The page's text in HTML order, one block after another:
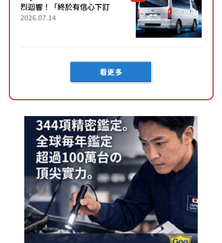
烈迴響！「終於有信心下訂
了！」「哪個等級交車最
車？...
2026.07.14
看更多